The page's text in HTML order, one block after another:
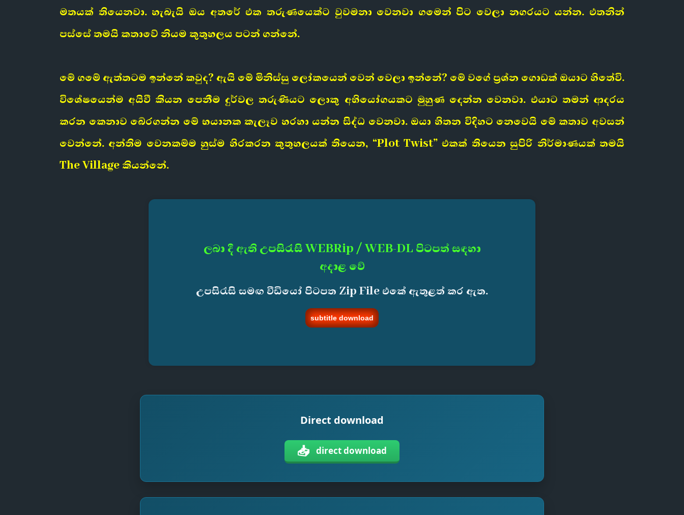
මතයක් තියෙනවා. හැබැයි ඔය අතරේ එක තරුණයෙක්ට වුවමනා වෙනවා ගමෙන් පිට වෙලා නගරයට යන්න. එතනින්
පස්සේ තමයි කතාවේ නියම කුතුහලය පටන් ගන්නේ.
මේ ගමේ ඇත්තටම ඉන්නේ කවුද? ඇයි මේ මිනිස්සු ලෝකයෙන් වෙන් වෙලා ඉන්නේ? මේ වගේ ප්‍රශ්න ගොඩක් ඔයාට හිතේවි.
විශේෂයෙන්ම අයිවී කියන පෙනීම දුර්වල තරුණියට ලොකු අභියෝගයකට මුහුණ දෙන්න වෙනවා. එයාට තමන් ආදරය
කරන කෙනාව බේරගන්න මේ භයානක කැලෑව හරහා යන්න සිද්ධ වෙනවා. ඔයා හිතන විදිහට නෙවෙයි මේ කතාව අවසන්
වෙන්නේ. අන්තිම වෙනකම්ම හුස්ම හිරකරන කුතුහලයක් තියෙන, “Plot Twist” එකක් තියෙන සුපිරි නිර්මාණයක් තමයි
The Village කියන්නේ.
ලබා දී ඇති උපසිරැසි WEBRip / WEB-DL පිටපත් සඳහා
අදාළ වේ
උපසිරැසි සමඟ වීඩියෝ පිටපත Zip File එකේ ඇතුළත් කර ඇත.
subtitle download
Direct download
📥 direct download